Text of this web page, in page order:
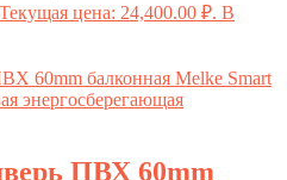
Текущая цена: 24,400.00 ₽. В
ПВХ 60mm